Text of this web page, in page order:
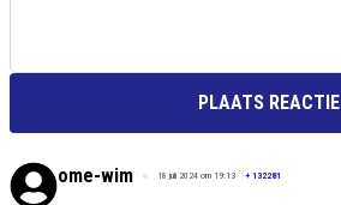
PLAATS REACTIE
ome-wim 18 juli 2024 om 19:13 + 132281